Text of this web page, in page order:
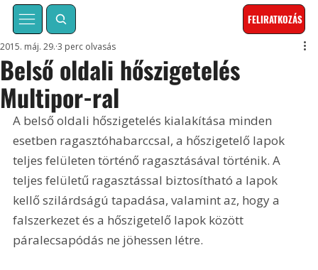
FELIRATKOZÁS
Belső oldali hőszigetelés
Multipor-ral
2015. máj. 29. 3 perc olvasás
A belső oldali hőszigetelés kialakítása minden
esetben ragasztóhabarccsal, a hőszigetelő lapok
teljes felületen történő ragasztásával történik. A
teljes felületű ragasztással biztosítható a lapok
kellő szilárdságú tapadása, valamint az, hogy a
falszerkezet és a hőszigetelő lapok között
páralecsapódás ne jöhessen létre.